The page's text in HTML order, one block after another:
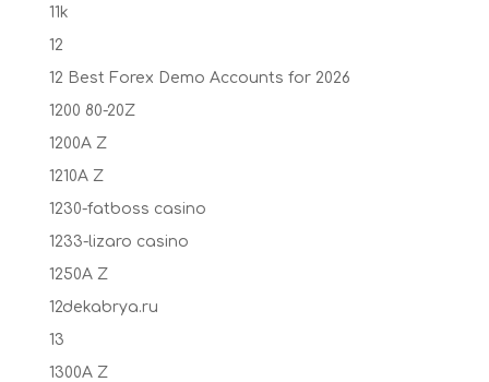
11k
12
12 Best Forex Demo Accounts for 2026
1200 80-20Z
1200A Z
1210A Z
1230-fatboss casino
1233-lizaro casino
1250A Z
12dekabrya.ru
13
1300A Z